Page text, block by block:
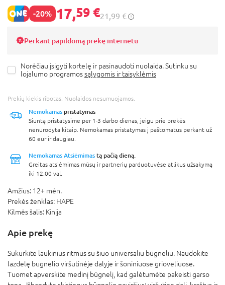
-20% 17,59 €21,99 €
Perkant papildomą prekę internetu
Norėčiau įsigyti kortelę ir pasinaudoti nuolaida. Sutinku su
lojalumo programossąlygomis ir taisyklėmis
Prekių kiekis ribotas. Nuolaidos nesumuojamos.
Nemokamas pristatymas
Siuntą pristatysime per 1-3 darbo dienas, jeigu prie prekės
nenurodyta kitaip. Nemokamas pristatymas į paštomatus perkant už
60 eur ir daugiau.
Nemokamas Atsiėmimas tą pačią dieną.
Greitas atsiėmimas mūsų ir partnerių parduotuvėse atlikus užsakymą
iki 12:00 val.
Amžius: 12+ mėn.
Prekės ženklas: HAPE
Kilmės šalis: Kinija
Apie prekę
Sukurkite laukinius ritmus su šiuo universaliu būgneliu. Naudokite
lazdelę bugnelio viršutinėje dalyje ir šoniniuose grioveliuose.
Tuomet apverskite medinį būgnelį, kad galėtumėte pakeisti garso